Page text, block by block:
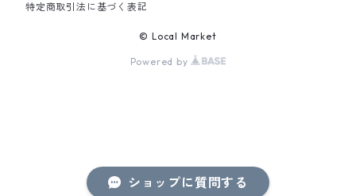
ショップに質問する
特定商取引法に基づく表記
© Local Market
Powered by